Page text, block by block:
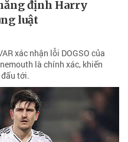
định Harry
luật
xác nhận lỗi DOGSO của
là chính xác, khiến
tới.